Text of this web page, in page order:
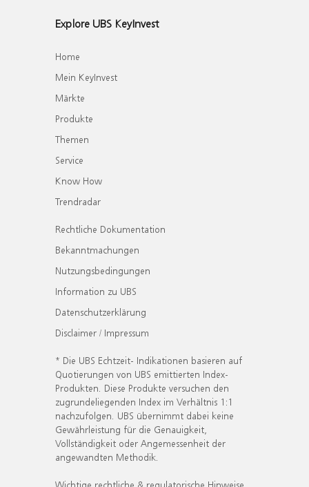
Explore UBS KeyInvest
Home
Mein KeyInvest
Märkte
Produkte
Themen
Service
Know How
Trendradar
Rechtliche Dokumentation
Bekanntmachungen
Nutzungsbedingungen
Information zu UBS
Datenschutzerklärung
Disclaimer / Impressum
* Die UBS Echtzeit- Indikationen basieren auf
Quotierungen von UBS emittierten Index-
Produkten. Diese Produkte versuchen den
zugrundeliegenden Index im Verhältnis 1:1
nachzufolgen. UBS übernimmt dabei keine
Gewährleistung für die Genauigkeit,
Vollständigkeit oder Angemessenheit der
angewandten Methodik.